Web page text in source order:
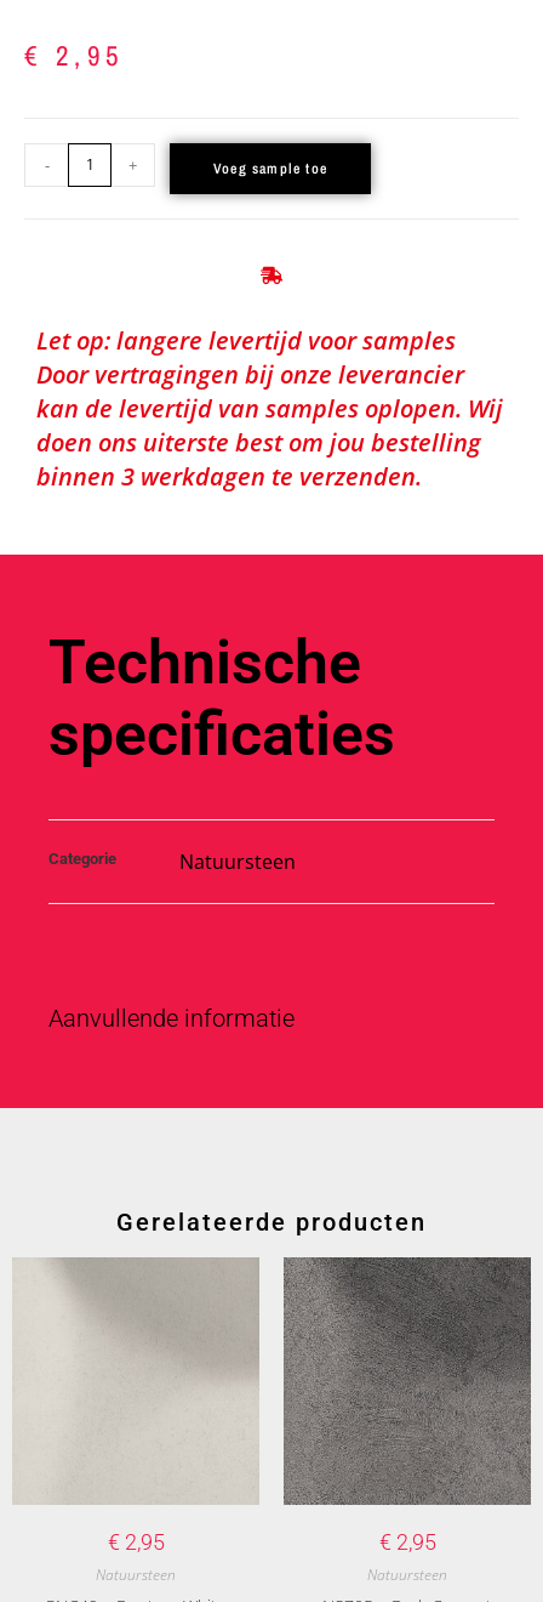
€ 2,95
- + Voeg sample toe
Let op: langere levertijd voor samples
Door vertragingen bij onze leverancier
kan de levertijd van samples oplopen. Wij
doen ons uiterste best om jou bestelling
binnen 3 werkdagen te verzenden.
Technische
specificaties
Categorie Natuursteen
Aanvullende informatie
Gerelateerde producten
€ 2,95
Natuursteen
€ 2,95
Natuursteen